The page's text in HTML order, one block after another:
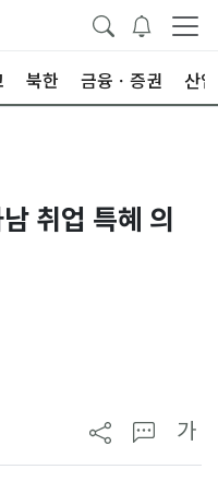
북한 금융ㆍ증권 산업
취업 특혜 의
가